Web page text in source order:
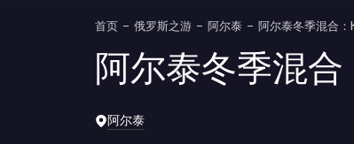
首页 俄罗斯之游 阿尔泰 阿尔泰冬季混合
阿尔泰冬季混
阿尔泰